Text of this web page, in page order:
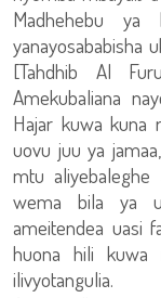
Madhehebu
yanayosababisha
[Tahdhib Al
Amekubaliana
Hajar kuwa kuna
uovu juu ya
mtu aliyebaleghe
wema bila ya
ameitendea uasi
huona hili kuwa
ilivyotangulia.